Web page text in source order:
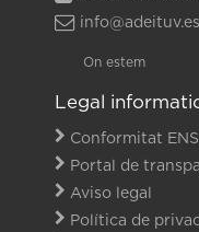
info@adeituv.es
On estem
Legal
Conformitat ENS
Portal de
Aviso legal
Política de